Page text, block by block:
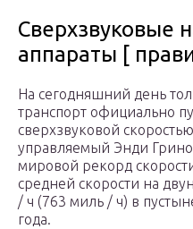
Сверхзвуковые
аппараты [
На сегодняшний день
транспорт официально
сверхзвуковой
управляемый Энди
мировой рекорд
средней скорости на
/ ч (763 миль / ч) в
года.